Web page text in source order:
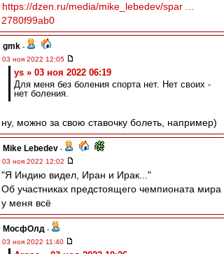
https://dzen.ru/media/mike_lebedev/spar ...
2780f99ab0
gmk -
03 ноя 2022 12:05
ys » 03 ноя 2022 06:19
Для меня без боления спорта нет. Нет своих -
нет боления.
ну, можно за свою ставочку болеть, например)
Mike Lebedev -
03 ноя 2022 12:02
"Я Индию видел, Иран и Ирак..."
Об участниках предстоящего чемпионата мира
у меня всё
МосфОлд -
03 ноя 2022 11:40